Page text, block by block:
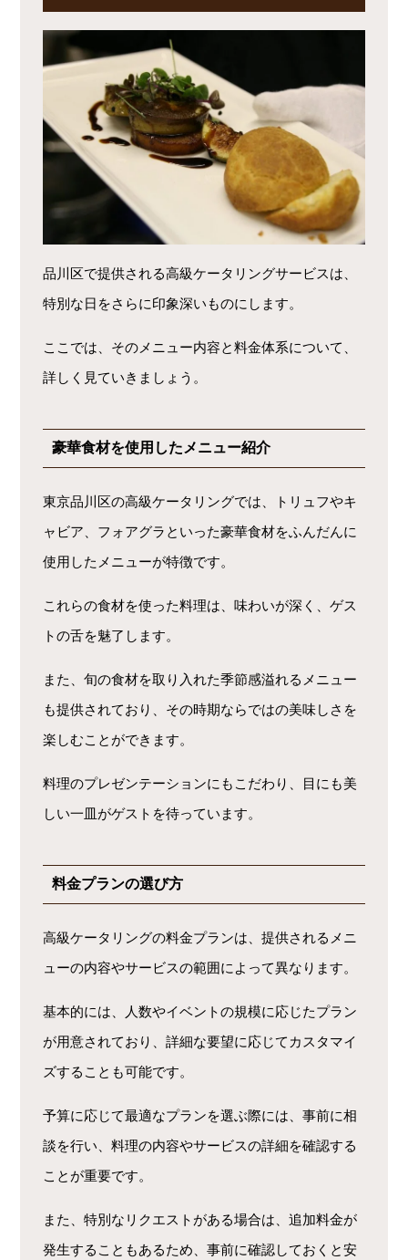
品川区で提供される高級ケータリングサービスは、
特別な日をさらに印象深いものにします。
ここでは、そのメニュー内容と料金体系について、
詳しく見ていきましょう。
豪華食材を使用したメニュー紹介
東京品川区の高級ケータリングでは、トリュフやキ
ャビア、フォアグラといった豪華食材をふんだんに
使用したメニューが特徴です。
これらの食材を使った料理は、味わいが深く、ゲス
トの舌を魅了します。
また、旬の食材を取り入れた季節感溢れるメニュー
も提供されており、その時期ならではの美味しさを
楽しむことができます。
料理のプレゼンテーションにもこだわり、目にも美
しい一皿がゲストを待っています。
料金プランの選び方
高級ケータリングの料金プランは、提供されるメニ
ューの内容やサービスの範囲によって異なります。
基本的には、人数やイベントの規模に応じたプラン
が用意されており、詳細な要望に応じてカスタマイ
ズすることも可能です。
予算に応じて最適なプランを選ぶ際には、事前に相
談を行い、料理の内容やサービスの詳細を確認する
ことが重要です。
また、特別なリクエストがある場合は、追加料金が
発生することもあるため、事前に確認しておくと安